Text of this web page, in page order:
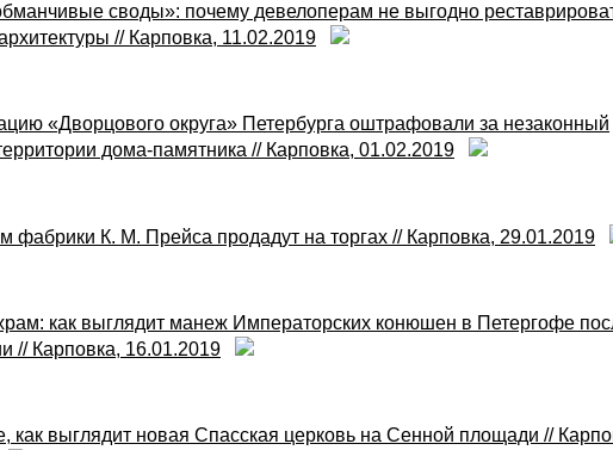
своды»: почему девелоперам не выгодно
// Карповка, 11.02.2019
«Дворцового округа» Петербурга оштрафовали за незаконный
дома-памятника // Карповка, 01.02.2019
фабрики К. М. Прейса продадут на торгах // Карповка, 29.01.2019
как выглядит манеж Императорских конюшен в Петергофе
// Карповка, 16.01.2019
как выглядит новая Спасская церковь на Сенной площади //